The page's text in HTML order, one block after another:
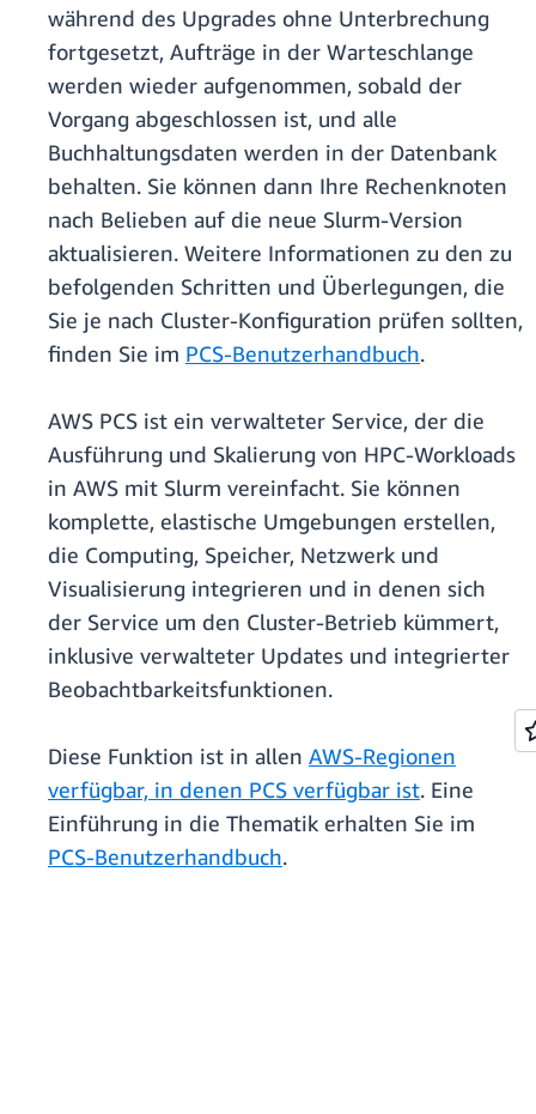
während des Upgrades ohne Unterbrechung
fortgesetzt, Aufträge in der Warteschlange
werden wieder aufgenommen, sobald der
Vorgang abgeschlossen ist, und alle
Buchhaltungsdaten werden in der Datenbank
behalten. Sie können dann Ihre Rechenknoten
nach Belieben auf die neue Slurm-Version
aktualisieren. Weitere Informationen zu den zu
befolgenden Schritten und Überlegungen, die
Sie je nach Cluster-Konfiguration prüfen sollten,
finden Sie im PCS-Benutzerhandbuch.
AWS PCS ist ein verwalteter Service, der die
Ausführung und Skalierung von HPC-Workloads
in AWS mit Slurm vereinfacht. Sie können
komplette, elastische Umgebungen erstellen,
die Computing, Speicher, Netzwerk und
Visualisierung integrieren und in denen sich
der Service um den Cluster-Betrieb kümmert,
inklusive verwalteter Updates und integrierter
Beobachtbarkeitsfunktionen.
Diese Funktion ist in allen AWS-Regionen
verfügbar, in denen PCS verfügbar ist. Eine
Einführung in die Thematik erhalten Sie im
PCS-Benutzerhandbuch.